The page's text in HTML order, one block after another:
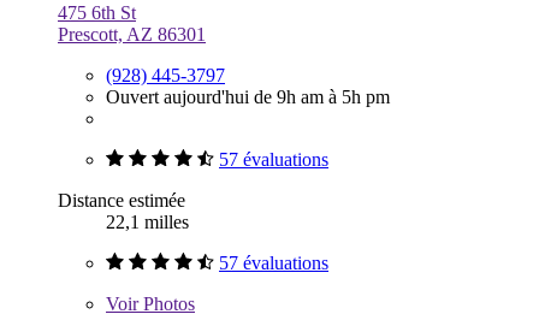
475 6th St
Prescott, AZ 86301
(928) 445-3797
Ouvert aujourd'hui de 9h am à 5h pm
57 évaluations
Distance estimée
22,1 milles
57 évaluations
VoirPhotos